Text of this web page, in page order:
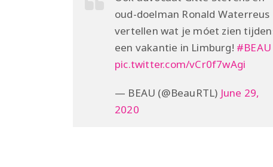
oud-doelman Ronald Waterreus
vertellen wat je móet zien
een vakantie in Limburg! #BEAU
pic.twitter.com/vCr0f7wAgi
— BEAU (@BeauRTL) June 29,
2020